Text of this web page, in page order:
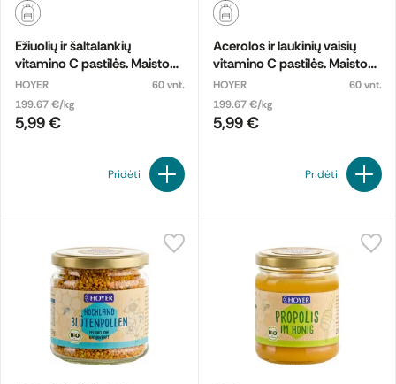
Ežiuolių ir šaltalankių
vitamino C pastilės. Maisto
papildas, ekologiškas
HOYER
60 vnt.
199.67 €/kg
5,99 €
Pridėti
Acerolos ir laukinių vaisių
vitamino C pastilės. Maisto
papildas, ekologiškas
HOYER
60 vnt.
199.67 €/kg
5,99 €
Pridėti